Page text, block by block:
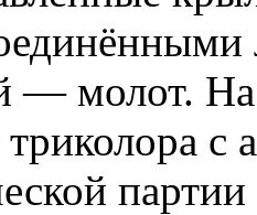
— молот.
с